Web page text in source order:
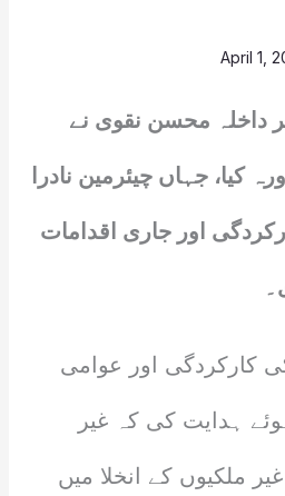
April 1,
داخلہ محسن نقوی نے
کیا، جہاں چیئرمین نادرا
اور جاری اقدامات
کارکردگی اور عوامی
ہدایت کی کہ غیر
ملکیوں کے انخلا میں